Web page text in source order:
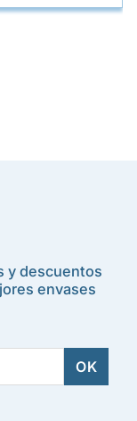
y descuentos
envases